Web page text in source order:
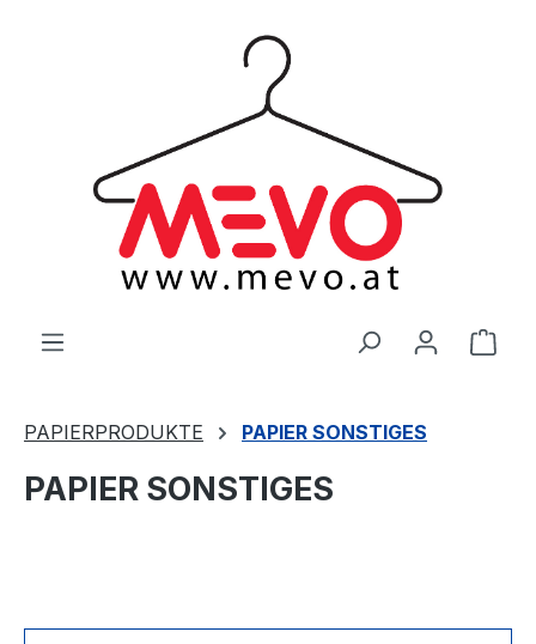
PAPIERPRODUKTE PAPIER SONSTIGES
PAPIER SONSTIGES